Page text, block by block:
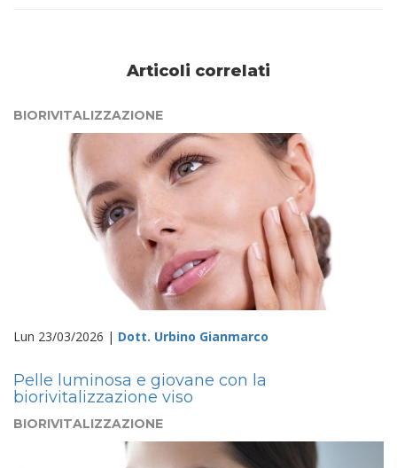
Articoli correlati
BIORIVITALIZZAZIONE
Lun 23/03/2026 | Dott. Urbino Gianmarco
Pelle luminosa e giovane con la
biorivitalizzazione viso
BIORIVITALIZZAZIONE